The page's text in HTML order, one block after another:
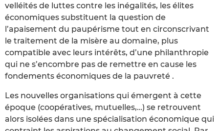
velléités de luttes contre les inégalités, les élites
économiques substituent la question de
l’apaisement du paupérisme tout en circonscrivant
le traitement de la misère au domaine, plus
compatible avec leurs intérêts, d’une philanthropie
qui ne s’encombre pas de remettre en cause les
fondements économiques de la pauvreté .
Les nouvelles organisations qui émergent à cette
époque (coopératives, mutuelles,…) se retrouvent
alors isolées dans une spécialisation économique qui